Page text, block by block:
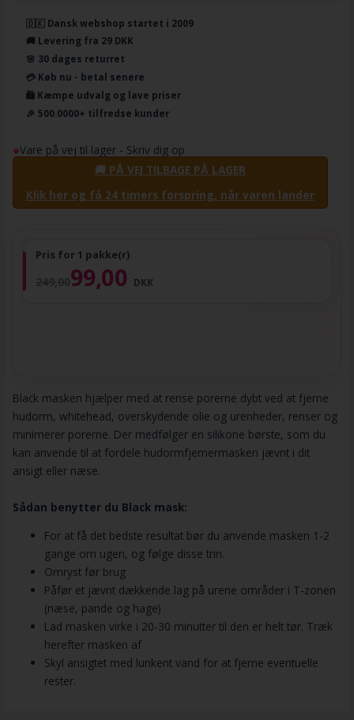
🇩🇰 Dansk webshop startet i 2009
🚚 Levering fra 29 DKK
🌸 30 dages returret
💳 Køb nu - betal senere
🛍️ Kæmpe udvalg og lave priser
🎉 500.0000+ tilfredse kunder
Vare på vej til lager - Skriv dig op
🚚 PÅ VEJ TILBAGE PÅ LAGER
Klik her og få 24 timers forspring, når varen lander
Pris for 1 pakke(r)
99,00 DKK
Black masken hjælper med at rense porerne dybt ved at fjerne
hudorm, whitehead, overskydende olie og urenheder, renser og
minimerer porerne. Der medfølger en silikone børste, som du
kan anvende til at fordele hudormfjernermasken jævnt i dit
ansigt eller næse.
Sådan benytter du Black mask:
For at få det bedste resultat bør du anvende masken 1-2
gange om ugen, og følge disse trin.
Omryst før brug
Påfør et jævnt dækkende lag på urene områder i T-zonen
(næse, pande og hage)
Lad masken virke i 20-30 minutter til den er helt tør. Træk
herefter masken af
Skyl ansigtet med lunkent vand for at fjerne eventuelle
rester.